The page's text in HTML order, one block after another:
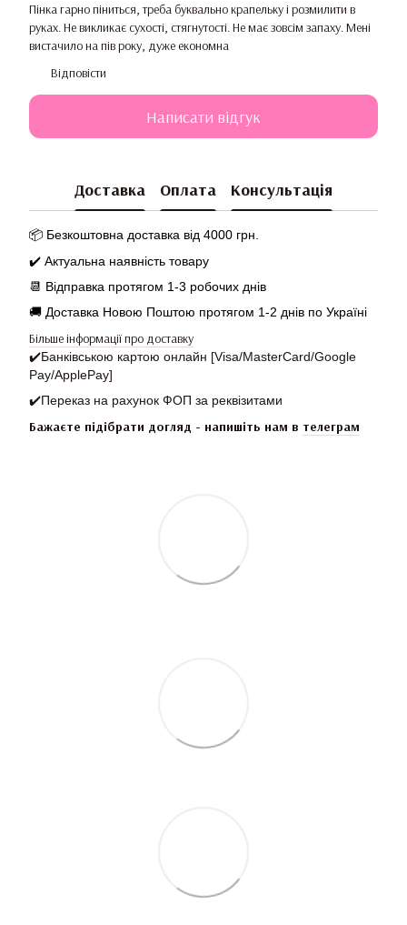
Пінка гарно піниться, треба буквально крапельку і розмилити в
руках. Не викликає сухості, стягнутості. Не має зовсім запаху. Мені
вистачило на пів року, дуже економна
Відповісти
Написати відгук
Доставка Оплата Консультація
📦 Безкоштовна доставка від 4000 грн.
✔️ Актуальна наявність товару
📆 Відправка протягом 1-3 робочих днів
🚚 Доставка Новою Поштою протягом 1-2 днів по Україні
Більше інформації про доставку
✔️Банківською картою онлайн [Visa/MasterCard/Google
Pay/ApplePay]
✔️Переказ на рахунок ФОП за реквізитами
Бажаєте підібрати догляд - напишіть нам в телеграм